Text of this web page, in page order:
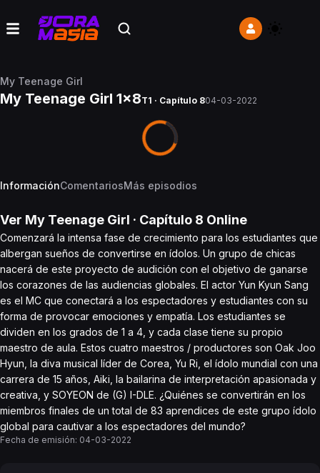
My Teenage Girl
My Teenage Girl 1x8T1 · Capítulo 804-03-2022
InformaciónComentariosMás episodios
Ver My Teenage Girl · Capítulo 8 Online
Comenzará la intensa fase de crecimiento para los estudiantes que
albergan sueños de convertirse en ídolos. Un grupo de chicas
nacerá de este proyecto de audición con el objetivo de ganarse
los corazones de las audiencias globales. El actor Yun Kyun Sang
es el MC que conectará a los espectadores y estudiantes con su
forma de provocar emociones y empatía. Los estudiantes se
dividen en los grados de 1 a 4, y cada clase tiene su propio
maestro de aula. Estos cuatro maestros / productores son Oak Joo
Hyun, la diva musical líder de Corea, Yu Ri, el ídolo mundial con una
carrera de 15 años, Aiki, la bailarina de interpretación apasionada y
creativa, y SOYEON de (G) I-DLE. ¿Quiénes se convertirán en los
miembros finales de un total de 83 aprendices de este grupo ídolo
global para cautivar a los espectadores del mundo?
Fecha de emisión: 04-03-2022